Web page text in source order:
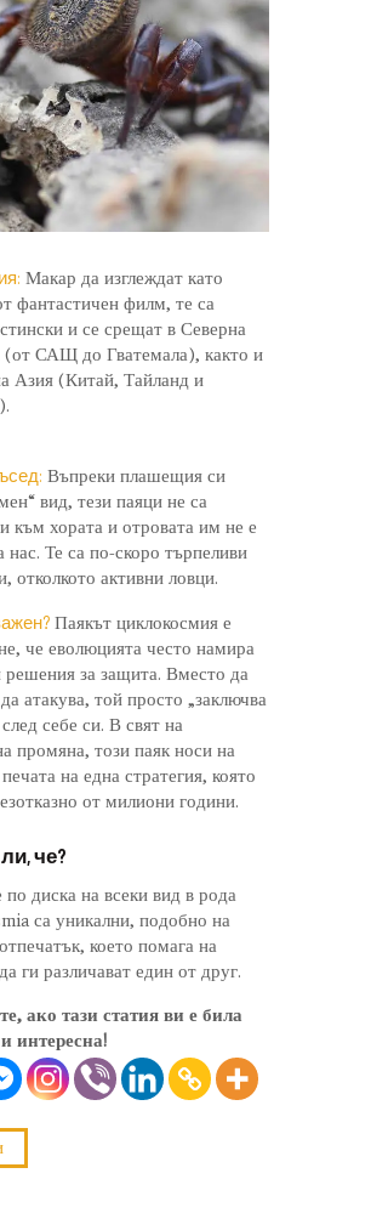
Макар да изглеждат като
фантастичен филм, те са
и се срещат в Северна
САЩ до Гватемала), както и
Азия (Китай, Тайланд и
Въпреки плашещия си
вид, тези паяци не са
към хората и отровата им не е
нас. Те са по-скоро търпеливи
отколкото активни ловци.
Паякът циклокосмия е
че еволюцията често намира
решения за защита. Вместо да
атакува, той просто „заключва
след себе си. В свят на
промяна, този паяк носи на
на една стратегия, която
от милиони години.
че?
по диска на всеки вид в рода
са уникални, подобно на
което помага на
ги различават един от друг.
ако тази статия ви е била
интересна!